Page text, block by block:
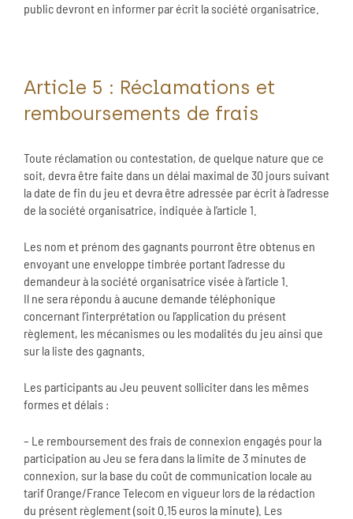
public devront en informer par écrit la société organisatrice.
Article 5 : Réclamations et
remboursements de frais
Toute réclamation ou contestation, de quelque nature que ce
soit, devra être faite dans un délai maximal de 30 jours suivant
la date de fin du jeu et devra être adressée par écrit à l’adresse
de la société organisatrice, indiquée à l’article 1.
Les nom et prénom des gagnants pourront être obtenus en
envoyant une enveloppe timbrée portant l’adresse du
demandeur à la société organisatrice visée à l’article 1.
Il ne sera répondu à aucune demande téléphonique
concernant l’interprétation ou l’application du présent
règlement, les mécanismes ou les modalités du jeu ainsi que
sur la liste des gagnants.
Les participants au Jeu peuvent solliciter dans les mêmes
formes et délais :
– Le remboursement des frais de connexion engagés pour la
participation au Jeu se fera dans la limite de 3 minutes de
connexion, sur la base du coût de communication locale au
tarif Orange/France Telecom en vigueur lors de la rédaction
du présent règlement (soit 0.15 euros la minute). Les